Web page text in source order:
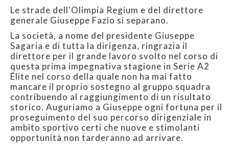
Le strade dell'Olimpia Regium e del direttore
generale Giuseppe Fazio si separano.
La società, a nome del presidente Giuseppe
Sagaria e di tutta la dirigenza, ringrazia il
direttore per il grande lavoro svolto nel corso di
questa prima impegnativa stagione in Serie A2
Élite nel corso della quale non ha mai fatto
mancare il proprio sostegno al gruppo squadra
contribuendo al raggiungimento di un risultato
storico. Auguriamo a Giuseppe ogni fortuna per il
proseguimento del suo percorso dirigenziale in
ambito sportivo certi che nuove e stimolanti
opportunità non tarderanno ad arrivare.